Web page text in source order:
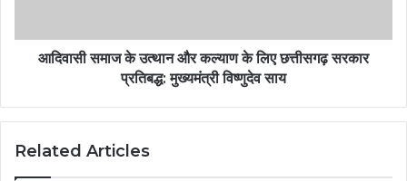
आदिवासी समाज के उत्थान और कल्याण के लिए छत्तीसगढ़ सरकार
प्रतिबद्ध: मुख्यमंत्री विष्णुदेव साय
Related Articles